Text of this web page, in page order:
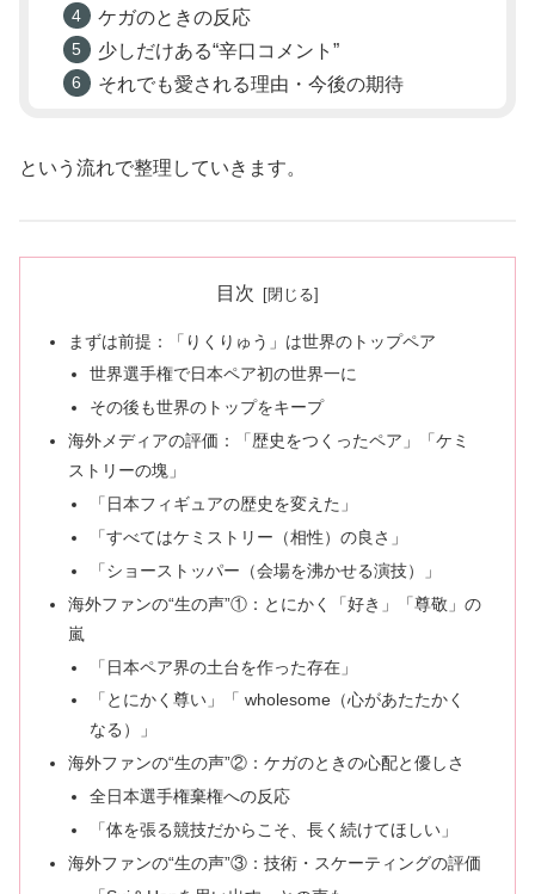
ケガのときの反応
少しだけある“辛口コメント”
それでも愛される理由・今後の期待
という流れで整理していきます。
目次
まずは前提：「りくりゅう」は世界のトップペア
世界選手権で日本ペア初の世界一に
その後も世界のトップをキープ
海外メディアの評価：「歴史をつくったペア」「ケミ
ストリーの塊」
「日本フィギュアの歴史を変えた」
「すべてはケミストリー（相性）の良さ」
「ショーストッパー（会場を沸かせる演技）」
海外ファンの“生の声”①：とにかく「好き」「尊敬」の
嵐
「日本ペア界の土台を作った存在」
「とにかく尊い」「 wholesome（心があたたかく
なる）」
海外ファンの“生の声”②：ケガのときの心配と優しさ
全日本選手権棄権への反応
「体を張る競技だからこそ、長く続けてほしい」
海外ファンの“生の声”③：技術・スケーティングの評価